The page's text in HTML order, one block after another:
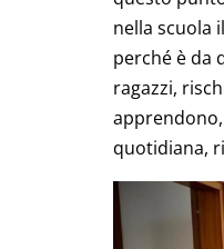
nella scuola
perché è da
ragazzi,
quotidiana,